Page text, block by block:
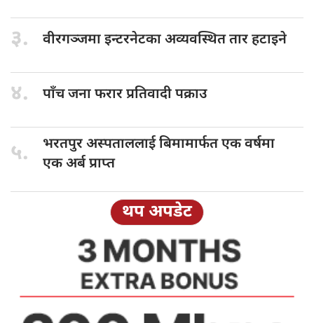
३. वीरगञ्जमा इन्टरनेटकाअव्यवस्थित तार हटाइने
४. पाँच जनाफरार प्रतिवादी पक्राउ
५. भरतपुर अस्पताललाईबिमामार्फत एक वर्षमा
एक अर्ब प्राप्त
थप अपडेट